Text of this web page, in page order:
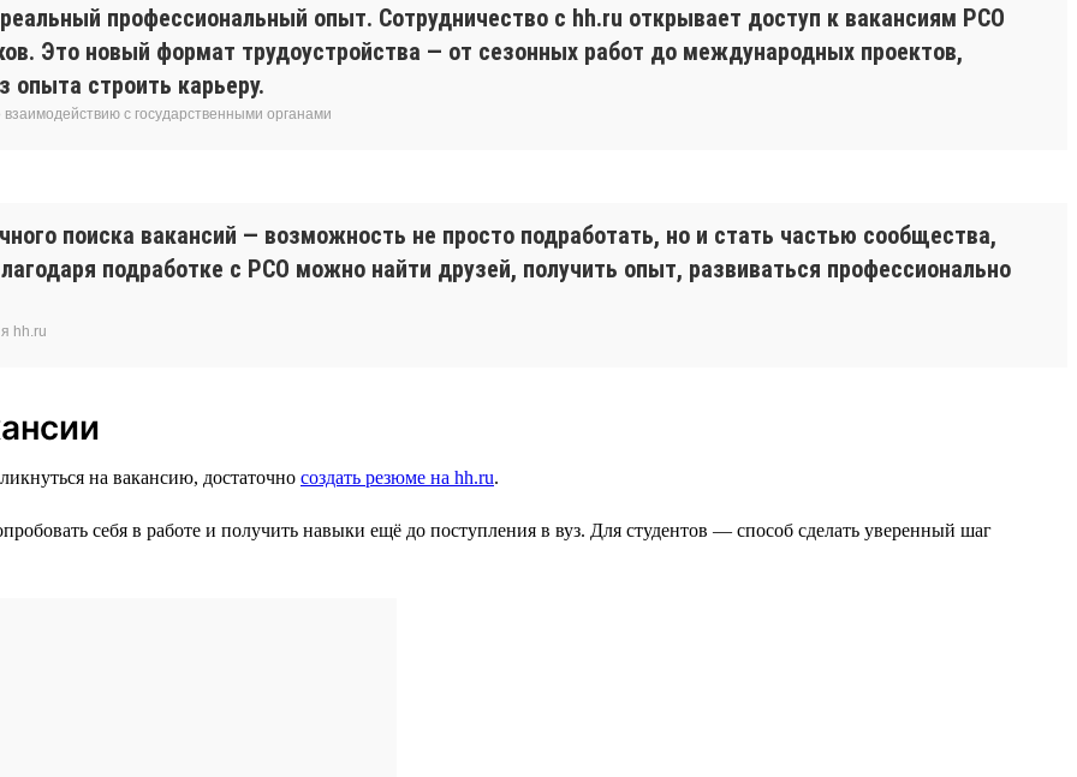
профессиональный опыт. Сотрудничество с hh.ru открывает доступ к вакансиям РСО
Это новый формат трудоустройства — от сезонных работ до международных проектов,
строить карьеру.
с государственными органами
поиска вакансий — возможность не просто подработать, но и стать частью сообщества,
подработке с РСО можно найти друзей, получить опыт, развиваться профессионально
hh.ru
на вакансию, достаточно создать резюме на hh.ru.
себя в работе и получить навыки ещё до поступления в вуз. Для студентов — способ сделать уверенный шаг